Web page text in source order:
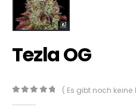
Tezla OG
( Es gibt noch keine